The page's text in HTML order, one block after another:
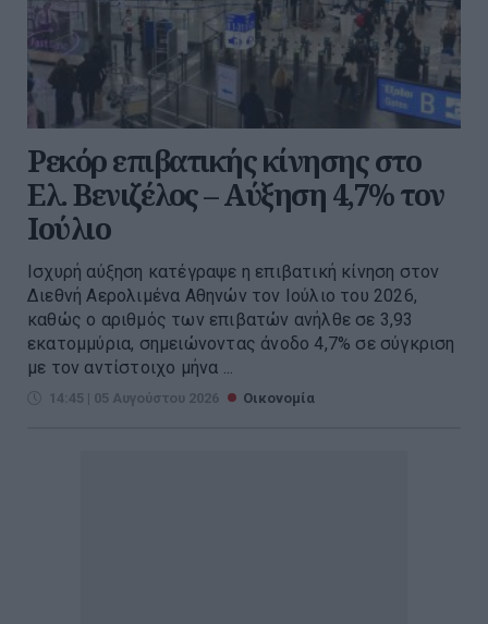
Ρεκόρ επιβατικής κίνησης στο
Ελ. Βενιζέλος – Αύξηση 4,7% τον
Ιούλιο
Ισχυρή αύξηση κατέγραψε η επιβατική κίνηση στον
Διεθνή Αερολιμένα Αθηνών τον Ιούλιο του 2026,
καθώς ο αριθμός των επιβατών ανήλθε σε 3,93
εκατομμύρια, σημειώνοντας άνοδο 4,7% σε σύγκριση
με τον αντίστοιχο μήνα ...
14:45 | 05 Αυγούστου 2026 Οικονομία